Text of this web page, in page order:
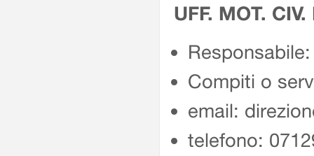
UFF. MOT.
Compiti o
email:
telefono: